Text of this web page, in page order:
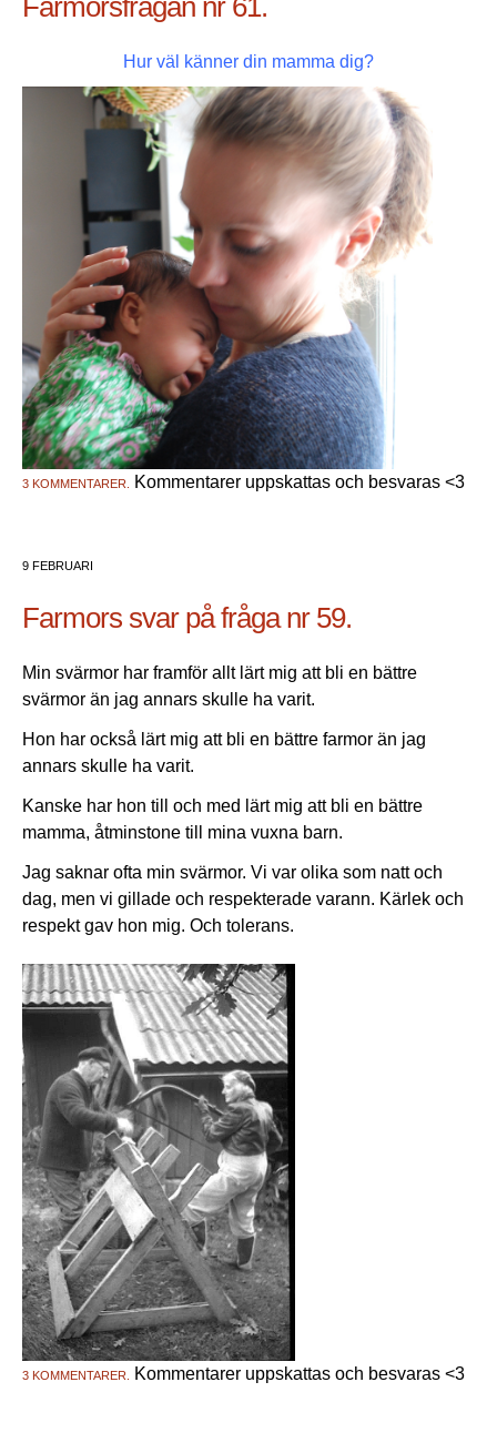
Hur väl känner din mamma dig?
3 KOMMENTARER. Kommentarer uppskattas och besvaras <3
9 FEBRUARI
Farmors svar på fråga nr 59.
Min svärmor har framför allt lärt mig att bli en bättre
svärmor än jag annars skulle ha varit.
Hon har också lärt mig att bli en bättre farmor än jag
annars skulle ha varit.
Kanske har hon till och med lärt mig att bli en bättre
mamma, åtminstone till mina vuxna barn.
Jag saknar ofta min svärmor. Vi var olika som natt och
dag, men vi gillade och respekterade varann. Kärlek och
respekt gav hon mig. Och tolerans.
3 KOMMENTARER. Kommentarer uppskattas och besvaras <3